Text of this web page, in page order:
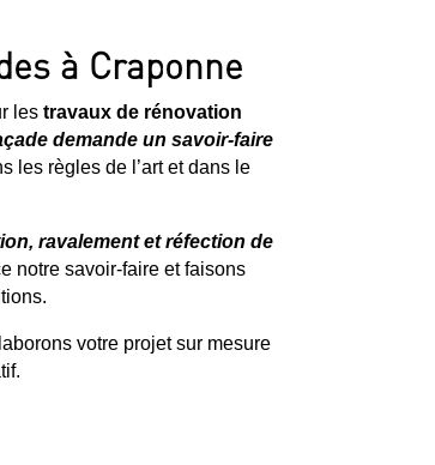
à Craponne
les travaux de rénovation
demande un savoir-faire
les règles de l’art et dans le
ravalement et réfection de
notre savoir-faire et faisons
votre projet sur mesure